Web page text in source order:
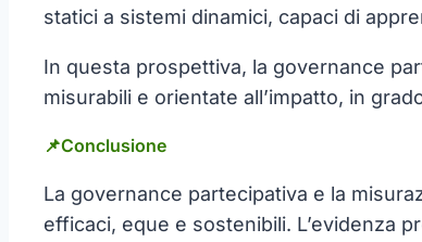
statici a sistemi dinamici, capaci di
In questa prospettiva, la governance
misurabili e orientate all’impatto, in
📌Conclusione
La governance partecipativa e la
efficaci, eque e sostenibili. L’evidenza